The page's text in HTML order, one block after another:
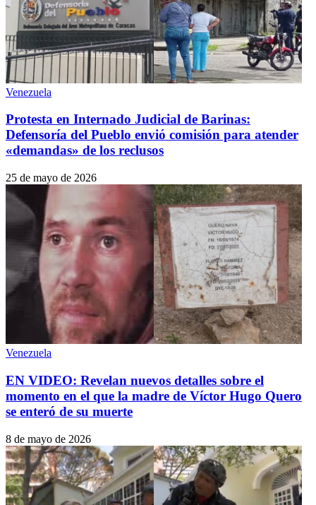
Venezuela
Protesta en Internado Judicial de Barinas:
Defensoría del Pueblo envió comisión para atender
«demandas» de los reclusos
25 de mayo de 2026
Venezuela
EN VIDEO: Revelan nuevos detalles sobre el
momento en el que la madre de Víctor Hugo Quero
se enteró de su muerte
8 de mayo de 2026